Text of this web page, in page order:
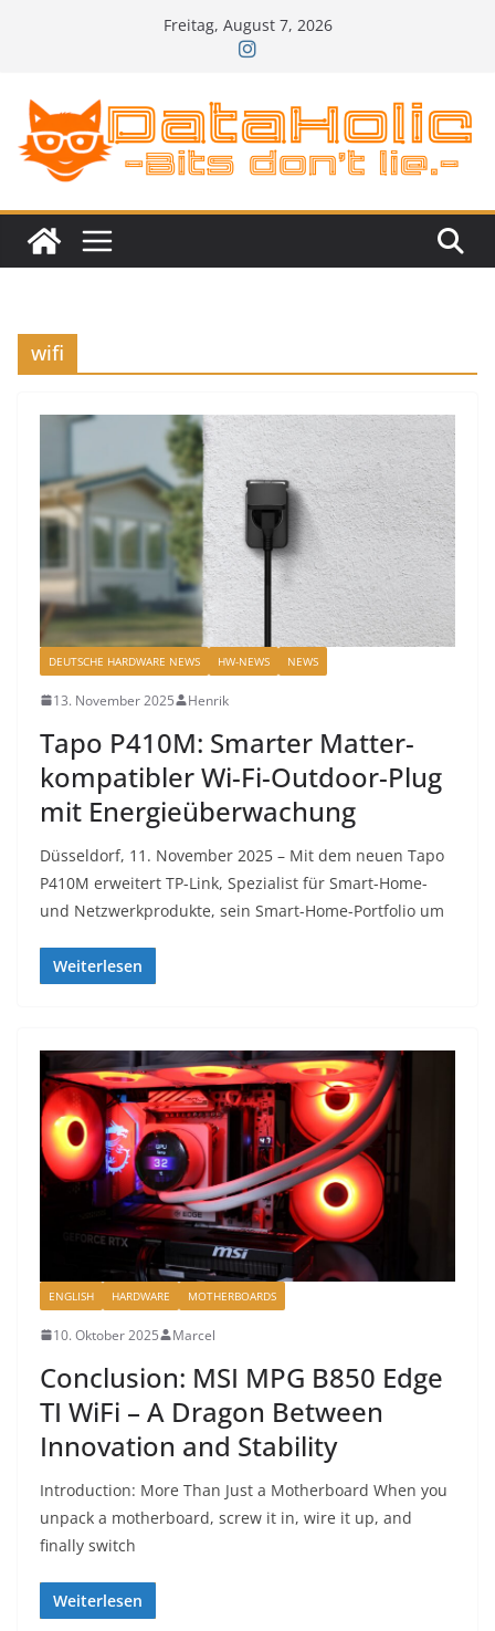
Freitag, August 7, 2026
wifi
DEUTSCHE HARDWARE NEWS HW-NEWS NEWS
13. November 2025 Henrik
Tapo P410M: Smarter Matter-
kompatibler Wi-Fi-Outdoor-Plug
mit Energieüberwachung
Düsseldorf, 11. November 2025 – Mit dem neuen Tapo
P410M erweitert TP-Link, Spezialist für Smart-Home-
und Netzwerkprodukte, sein Smart-Home-Portfolio um
Weiterlesen
ENGLISH HARDWARE MOTHERBOARDS
10. Oktober 2025 Marcel
Conclusion: MSI MPG B850 Edge
TI WiFi – A Dragon Between
Innovation and Stability
Introduction: More Than Just a Motherboard When you
unpack a motherboard, screw it in, wire it up, and
finally switch
Weiterlesen